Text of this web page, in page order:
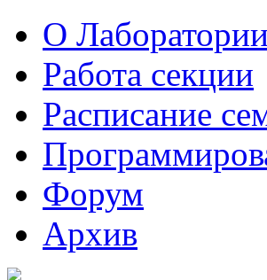
О Лаборатории
Работа секции
Расписание
Форум
Архив